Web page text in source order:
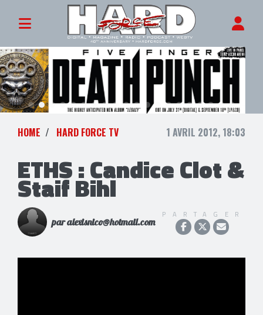
HOME HARD FORCE TV 1 AVRIL 2012, 18:03
ETHS : Candice Clot &
Staif Bihl
par alexisnico@hotmail.com
PARTAGER